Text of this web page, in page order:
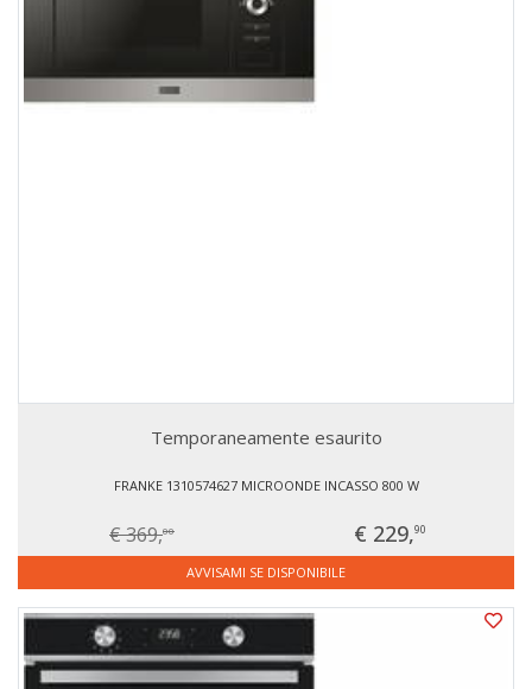
Temporaneamente esaurito
FRANKE 1310574627 MICROONDE INCASSO 800 W
€ 369,00 € 229,90
AVVISAMI SE DISPONIBILE